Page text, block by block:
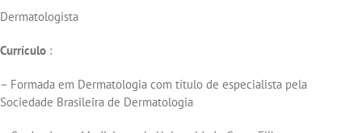
Dermatologista
Currículo :
– Formada em Dermatologia com título de especialista pela
Sociedade Brasileira de Dermatologia